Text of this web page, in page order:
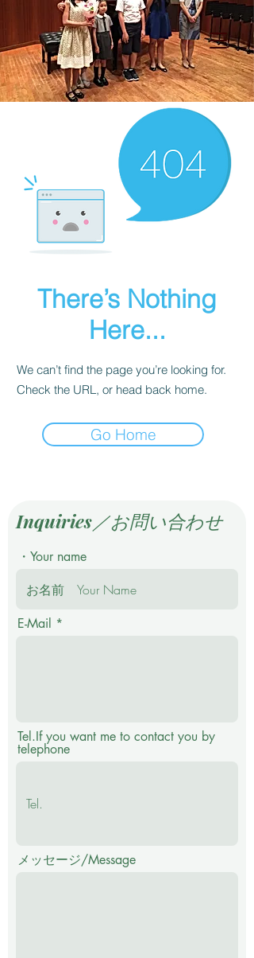
There’s Nothing
Here...
We can’t find the page you’re looking for.
Check the URL, or head back home.
Go Home
Inquiries／お問い合わせ
・Your name
E-Mail
Tel.If you want me to contact you by
telephone
メッセージ/Message